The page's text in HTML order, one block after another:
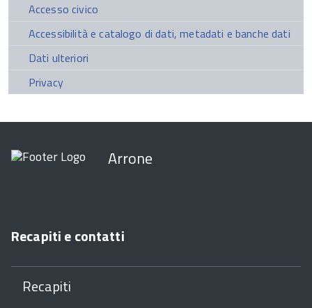
Accesso civico
Accessibilità e catalogo di dati, metadati e banche dati
Dati ulteriori
Privacy
Arrone
Recapiti e contatti
Recapiti